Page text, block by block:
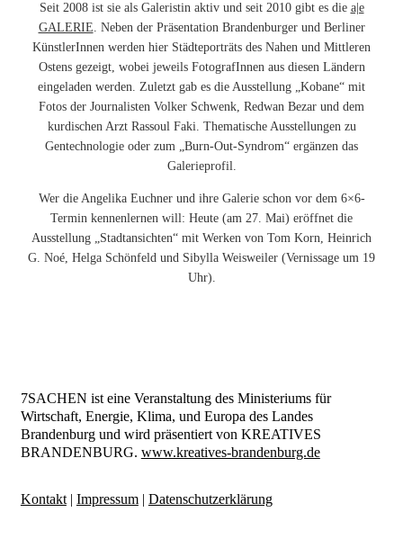
Seit 2008 ist sie als Galeristin aktiv und seit 2010 gibt es die a|e
GALERIE. Neben der Präsentation Brandenburger und Berliner
KünstlerInnen werden hier Städteporträts des Nahen und Mittleren
Ostens gezeigt, wobei jeweils FotografInnen aus diesen Ländern
eingeladen werden. Zuletzt gab es die Ausstellung „Kobane“ mit
Fotos der Journalisten Volker Schwenk, Redwan Bezar und dem
kurdischen Arzt Rassoul Faki. Thematische Ausstellungen zu
Gentechnologie oder zum „Burn-Out-Syndrom“ ergänzen das
Galerieprofil.
Wer die Angelika Euchner und ihre Galerie schon vor dem 6×6-
Termin kennenlernen will: Heute (am 27. Mai) eröffnet die
Ausstellung „Stadtansichten“ mit Werken von Tom Korn, Heinrich
G. Noé, Helga Schönfeld und Sibylla Weisweiler (Vernissage um 19
Uhr).
7SACHEN ist eine Veranstaltung des Ministeriums für
Wirtschaft, Energie, Klima, und Europa des Landes
Brandenburg und wird präsentiert von KREATIVES
BRANDENBURG. www.kreatives-brandenburg.de
Kontakt| Impressum| Datenschutzerklärung